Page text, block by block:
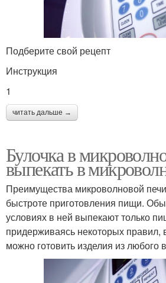
Подберите свой рецепт
Инструкция
1
читать дальше →
Булочка в
выпекать в
Преимущества микроволновой
быстроте приготовления пищи.
условиях в ней выпекают только
придерживаясь некоторых правил,
можно готовить изделия из любого